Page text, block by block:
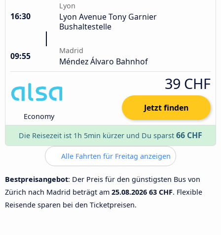
16:30
Lyon
Lyon Avenue Tony Garnier
Bushaltestelle
09:55
Madrid
Méndez Álvaro Bahnhof
Economy
39 CHF
Jetzt finden
Die Reisezeit ist 1h 5min kürzer und Du sparst 66 CHF
Alle Fahrten für Freitag anzeigen
Bestpreisangebot: Der Preis für den günstigsten Bus von
Zürich nach Madrid beträgt am 25.08.2026 63 CHF. Flexible
Reisende sparen bei den Ticketpreisen.